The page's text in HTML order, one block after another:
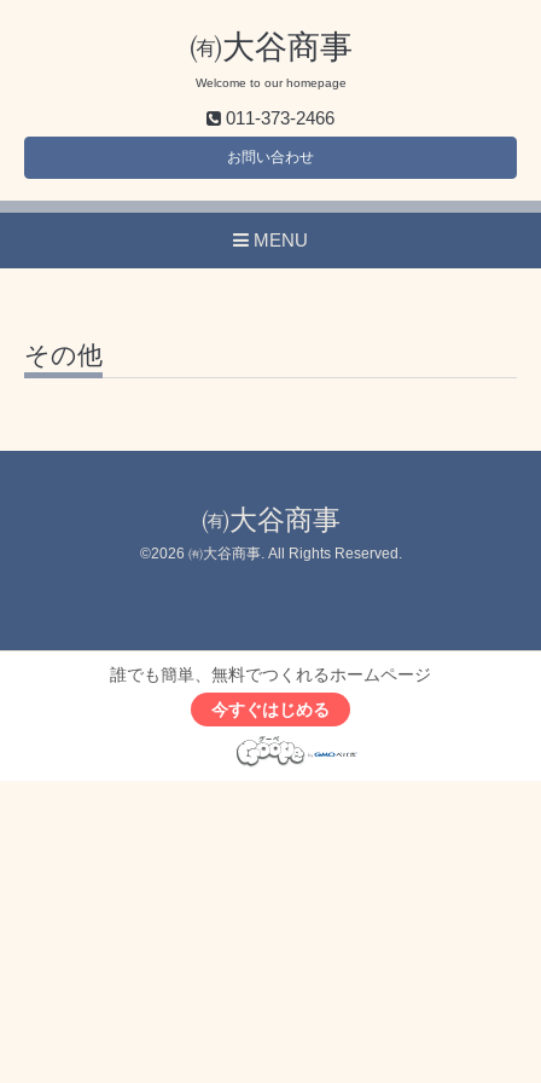
㈲大谷商事
Welcome to our homepage
011-373-2466
お問い合わせ
MENU
その他
㈲大谷商事
©2026 ㈲大谷商事. All Rights Reserved.
誰でも簡単、無料でつくれるホームページ
今すぐはじめる